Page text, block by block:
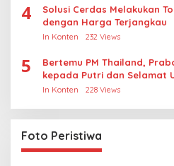
4
Solusi Cerdas Melakukan
dengan Harga Terjangkau
In Konten 232 Views
5
Bertemu PM Thailand,
kepada Putri dan Selamat
Thailand
In Konten 228 Views
Foto Peristiwa
Penembakan Senjata
In Foto Peristiwa |